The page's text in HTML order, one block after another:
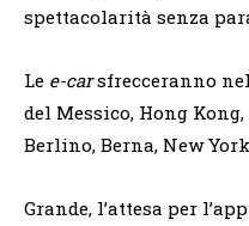
spettacolarità senza
Le e-carsfrecceranno
del Messico, Hong
Berlino, Berna, New York
Grande, l’attesa per